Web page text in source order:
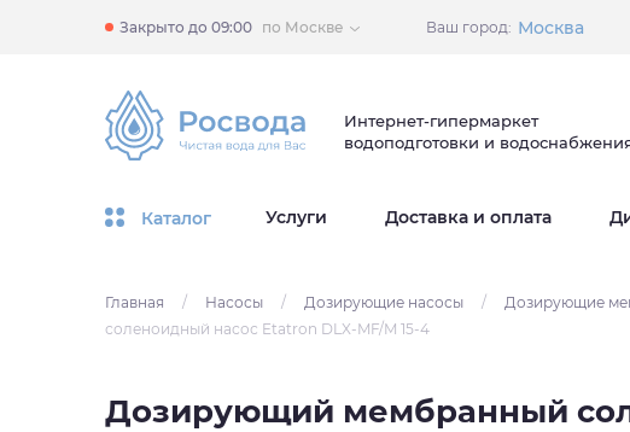
Закрыто до 09:00 по Москве Ваш город: Москва
Интернет-гипермаркет
водоподготовки и
Каталог Услуги Доставка и оплата
Главная / Насосы / Дозирующие насосы / Дозирующие
соленоидный насос Etatron DLX-MF/M 15-4
Дозирующий мембранный